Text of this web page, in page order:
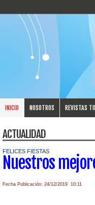
INICIO NOSOTROS REVISTAS
ACTUALIDAD
FELICES FIESTAS
Nuestros
Fecha Publicación: 24/12/2019 10:11